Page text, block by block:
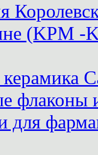
(KPM -
флаконы
для